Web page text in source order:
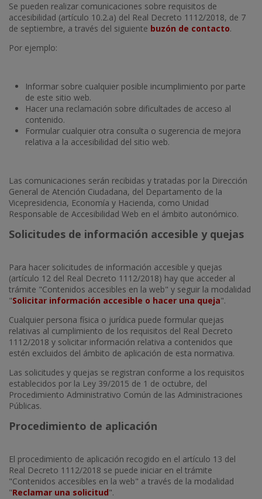
Se pueden realizar comunicaciones sobre requisitos de
accesibilidad (artículo 10.2.a) del Real Decreto 1112/2018, de 7
de septiembre, a través del siguiente buzón de contacto.
Por ejemplo:
Informar sobre cualquier posible incumplimiento por parte
de este sitio web.
Hacer una reclamación sobre dificultades de acceso al
contenido.
Formular cualquier otra consulta o sugerencia de mejora
relativa a la accesibilidad del sitio web.
Las comunicaciones serán recibidas y tratadas por la Dirección
General de Atención Ciudadana, del Departamento de la
Vicepresidencia, Economía y Hacienda, como Unidad
Responsable de Accesibilidad Web en el ámbito autonómico.
Solicitudes de información accesible y quejas
Para hacer solicitudes de información accesible y quejas
(artículo 12 del Real Decreto 1112/2018) hay que acceder al
trámite "Contenidos accesibles en la web" y seguir la modalidad
"Solicitar información accesible o hacer una queja".
Cualquier persona física o jurídica puede formular quejas
relativas al cumplimiento de los requisitos del Real Decreto
1112/2018 y solicitar información relativa a contenidos que
estén excluidos del ámbito de aplicación de esta normativa.
Las solicitudes y quejas se registran conforme a los requisitos
establecidos por la Ley 39/2015 de 1 de octubre, del
Procedimiento Administrativo Común de las Administraciones
Públicas.
Procedimiento de aplicación
El procedimiento de aplicación recogido en el artículo 13 del
Real Decreto 1112/2018 se puede iniciar en el trámite
"Contenidos accesibles en la web" a través de la modalidad
"Reclamar una solicitud".